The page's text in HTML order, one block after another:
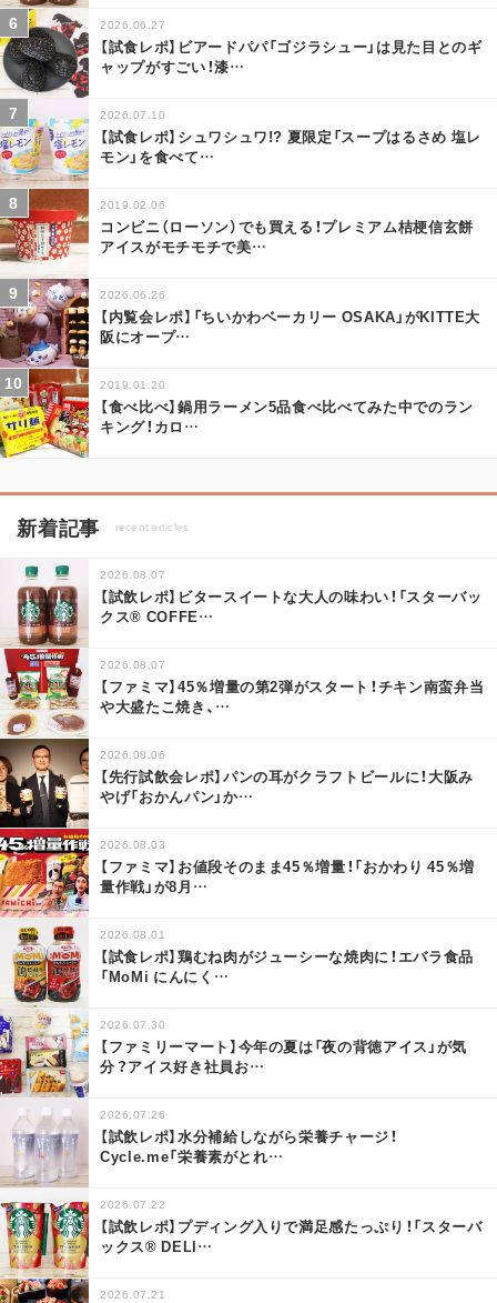
2026.06.27
【試食レポ】ビアードパパ「ゴジラシュー」は見た目とのギ
ャップがすごい！漆…
2026.07.10
【試食レポ】シュワシュワ!? 夏限定「スープはるさめ 塩レ
モン」を食べて…
2019.02.06
コンビニ（ローソン）でも買える！プレミアム桔梗信玄餅
アイスがモチモチで美…
2026.06.26
【内覧会レポ】「ちいかわベーカリー OSAKA」がKITTE大
阪にオープ…
2019.01.20
【食べ比べ】鍋用ラーメン5品食べ比べてみた中でのラン
キング！カロ …
新着記事 recent articles
2026.08.07
【試飲レポ】ビタースイートな大人の味わい！「スターバッ
クス® COFFE…
2026.08.07
【ファミマ】45％増量の第2弾がスタート！チキン南蛮弁当
や大盛たこ焼き、 …
2026.08.06
【先行試飲会レポ】パンの耳がクラフトビールに！大阪み
やげ「おかんパン」か…
2026.08.03
【ファミマ】お値段そのまま45％増量！「おかわり 45％増
量作戦」が8月 …
2026.08.01
【試食レポ】鶏むね肉がジューシーな焼肉に！エバラ食品
「MoMi にんにく …
2026.07.30
【ファミリーマート】今年の夏は「夜の背徳アイス」が気
分？アイス好き社員お…
2026.07.26
【試飲レポ】水分補給しながら栄養チャージ！
Cycle.me「栄養素がとれ…
2026.07.22
【試飲レポ】プディング入りで満足感たっぷり！「スターバ
ックス® DELI…
2026.07.21